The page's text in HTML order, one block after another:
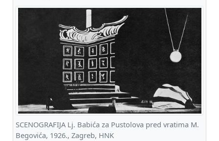
SCENOGRAFIJA Lj. Babića za Pustolova pred vratima M.
Begovića, 1926., Zagreb, HNK